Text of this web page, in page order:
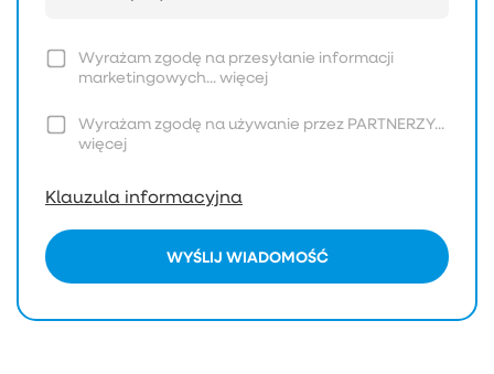
Wyrażam zgodę na przesyłanie informacji
marketingowych...więcej
Wyrażam zgodę na używanie przez PARTNERZY...
więcej
Klauzula informacyjna
WYŚLIJ WIADOMOŚĆ